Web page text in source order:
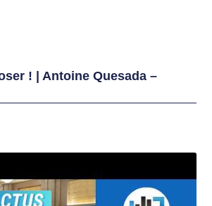
! | Antoine Quesada –